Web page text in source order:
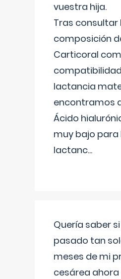
vuestra hija.
Tras consultar
composición
Carticoral
lactancia
encontramos
Ácido
muy bajo para
lactanc...
Quería saber
pasado tan
meses de mi
cesárea ahora